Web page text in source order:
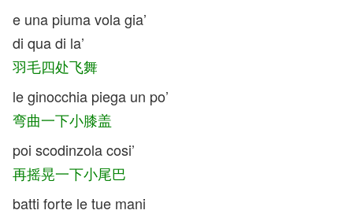
e una piuma vola gia’
di qua di la’
羽毛四处飞舞
le ginocchia piega un po’
弯曲一下小膝盖
poi scodinzola cosi’
再摇晃一下小尾巴
batti forte le tue mani